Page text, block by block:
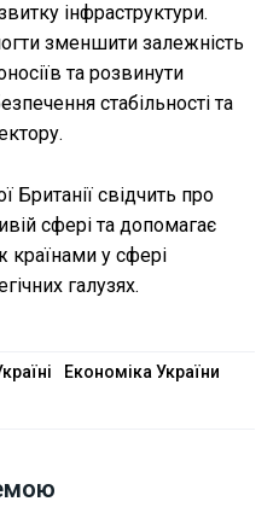
інфраструктури.
зменшити залежність
та розвинути
стабільності та
Британії свідчить про
сфері та допомагає
країнами у сфері
галузях.
Економіка України